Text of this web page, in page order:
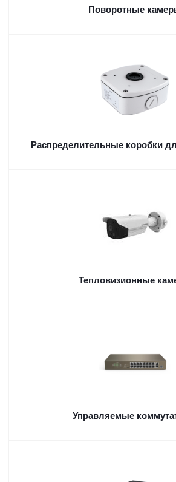
Поворотные
Распределительные коробки
Тепловизионные
Управляемые